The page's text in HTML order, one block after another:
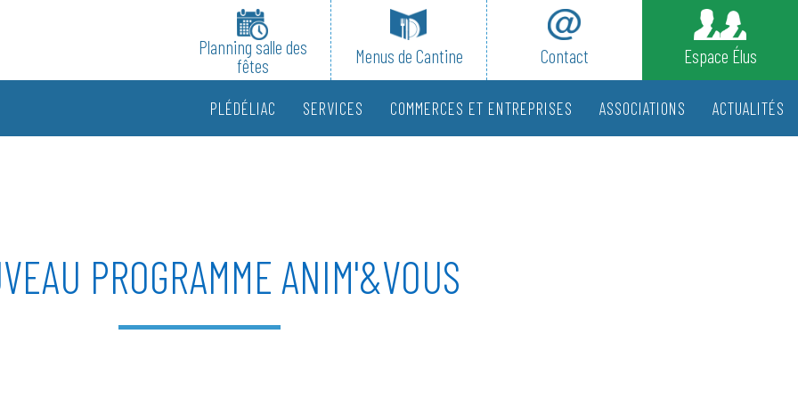
Planning salle des
fêtes
Menus de Cantine Contact Espace Élus
PLÉDÉLIAC SERVICES COMMERCES ET ENTREPRISES ASSOCIATIONS ACTUALITÉS
PROGRAMME ANIM'&VOUS